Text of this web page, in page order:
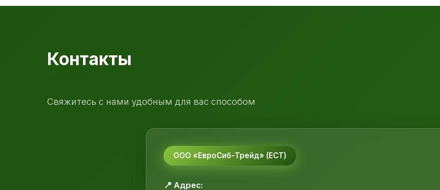
Контакты
Свяжитесь с нами удобным для вас способом
ООО «ЕвроСиб-Трейд» (ЕСТ)
📍 Адрес: